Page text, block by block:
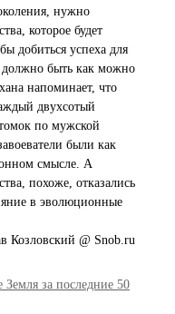
нужно
которое будет
добиться успеха для
должно быть как можно
напоминает, что
двухсотый
по мужской
были как
смысле. А
похоже, отказались
в эволюционные
Козловский @ Snob.ru
за последние 50